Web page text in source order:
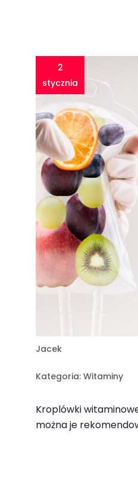
2
stycznia
Jacek
Kategoria: Witaminy
Kroplówki
można je